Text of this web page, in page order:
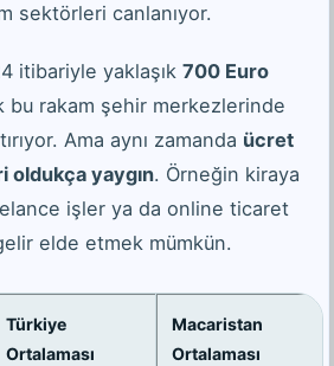
sektörleri canlanıyor.
itibariyle yaklaşık 700 Euro
bu rakam şehir merkezlerinde
Ama aynı zamanda ücret
oldukça yaygın. Örneğin kiraya
işler ya da online ticaret
elde etmek mümkün.
Türkiye
Ortalaması
Macaristan
Ortalaması